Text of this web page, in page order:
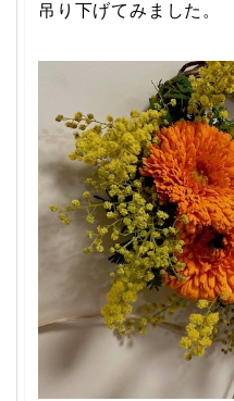
吊り下げてみました。